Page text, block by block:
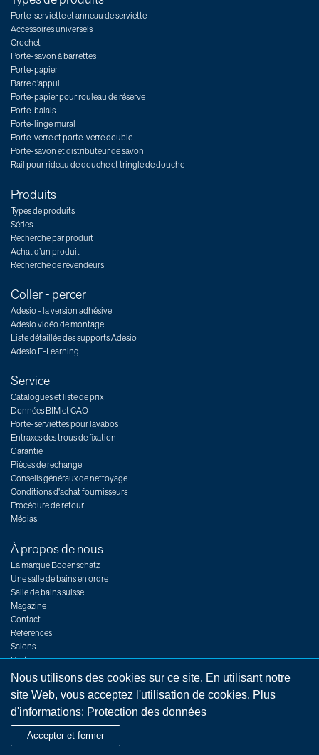
Porte-serviette et anneau de serviette
Accessoires universels
Crochet
Porte-savon à barrettes
Porte-papier
Barre d'appui
Porte-papier pour rouleau de réserve
Porte-balais
Porte-linge mural
Porte-verre et porte-verre double
Porte-savon et distributeur de savon
Rail pour rideau de douche et tringle de douche
Produits
Types de produits
Séries
Recherche par produit
Achat d’un produit
Recherche de revendeurs
Coller - percer
Adesio - la version adhésive
Adesio vidéo de montage
Liste détaillée des supports Adesio
Adesio E-Learning
Service
Catalogues et liste de prix
Données BIM et CAO
Porte-serviettes pour lavabos
Entraxes des trous de fixation
Garantie
Pièces de rechange
Conseils généraux de nettoyage
Conditions d'achat fournisseurs
Procédure de retour
Médias
À propos de nous
La marque Bodenschatz
Une salle de bains en ordre
Salle de bains suisse
Magazine
Contact
Références
Salons
Postes
Impressum Indications légales
Conditions générales
Protection des données
Nous utilisons des cookies sur ce site. En utilisant notre
site Web, vous acceptez l'utilisation de cookies. Plus
d'informations: Protection des données
Accepter et fermer